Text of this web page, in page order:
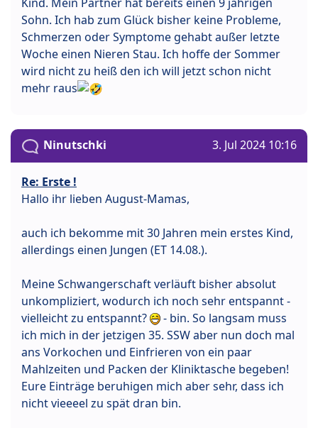
Sohn. Ich hab zum Glück bisher keine Probleme,
Schmerzen oder Symptome gehabt außer letzte
Woche einen Nieren Stau. Ich hoffe der Sommer
wird nicht zu heiß den ich will jetzt schon nicht
mehr raus
Ninutschki 3. Jul 2024 10:16
Re: Erste !
Hallo ihr lieben August-Mamas,
auch ich bekomme mit 30 Jahren mein erstes Kind,
allerdings einen Jungen (ET 14.08.).
Meine Schwangerschaft verläuft bisher absolut
unkompliziert, wodurch ich noch sehr entspannt -
vielleicht zu entspannt?
- bin. So langsam muss
ich mich in der jetzigen 35. SSW aber nun doch mal
ans Vorkochen und Einfrieren von ein paar
Mahlzeiten und Packen der Kliniktasche begeben!
Eure Einträge beruhigen mich aber sehr, dass ich
nicht vieeeel zu spät dran bin.